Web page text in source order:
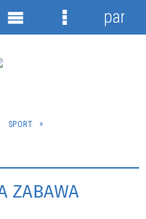
SPORT
ZABAWA
Menu
Menu
panel